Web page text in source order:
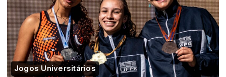
Jogos Universitários